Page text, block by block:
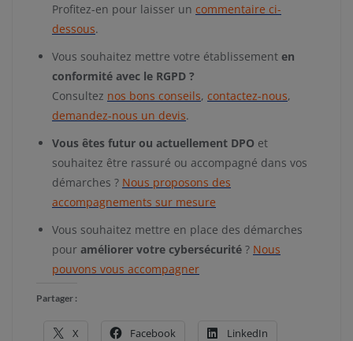
Profitez-en pour laisser un commentaire ci-
dessous.
Vous souhaitez mettre votre établissement en
conformité avec le RGPD ?
Consultez nos bons conseils, contactez-nous,
demandez-nous un devis.
Vous êtes futur ou actuellement DPO et
souhaitez être rassuré ou accompagné dans vos
démarches ? Nous proposons des
accompagnements sur mesure
Vous souhaitez mettre en place des démarches
pour améliorer votre cybersécurité ? Nous
pouvons vous accompagner
Partager :
X Facebook LinkedIn